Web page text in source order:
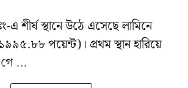
এ শীর্ষ স্থানে উঠে এসেছে লামিনে
পয়েন্ট)। প্রথম স্থান হারিয়ে
গে ...